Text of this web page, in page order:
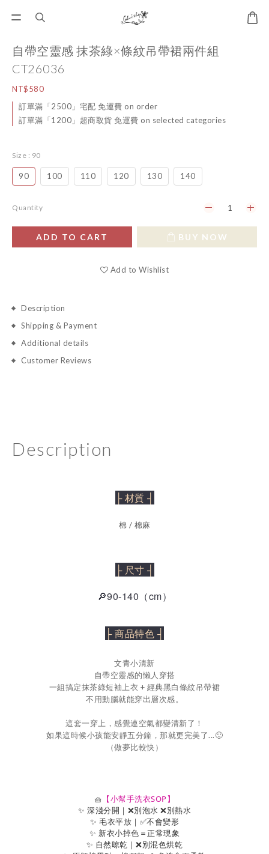
自帶空靈感 抹茶綠×條紋吊帶裙兩件組
CT26036
NT$580
訂單滿「2500」宅配 免運費 on order
訂單滿「1200」超商取貨 免運費 on selected categories
Size : 90
90 100 110 120 130 140
Quantity
ADD TO CART BUY NOW
Add to Wishlist
Description
Shipping & Payment
Additional details
Customer Reviews
Description
├ 材質 ┤
棉 / 棉麻
├ 尺寸 ┤
🔎90-140（cm）
├ 商品特色 ┤
文青小清新
自帶空靈感的懶人穿搭
一組搞定抹茶綠短袖上衣 + 經典黑白條紋吊帶裙
不用動腦就能穿出層次感。
這套一穿上，感覺連空氣都變清新了！
如果這時候小孩能安靜五分鐘，那就更完美了...🙂
（做夢比較快）
🧺 【小幫手洗衣SOP】
✨ 深淺分開｜❌別泡水 ❌別熱水
✨ 毛衣平放｜✅不會變形
✨ 新衣小掉色＝正常現象
✨ 自然晾乾｜❌別混色烘乾